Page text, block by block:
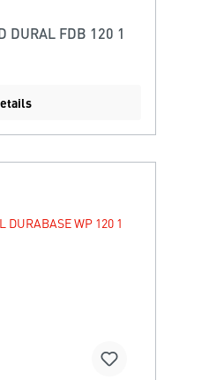
DURAL FDB 120 1